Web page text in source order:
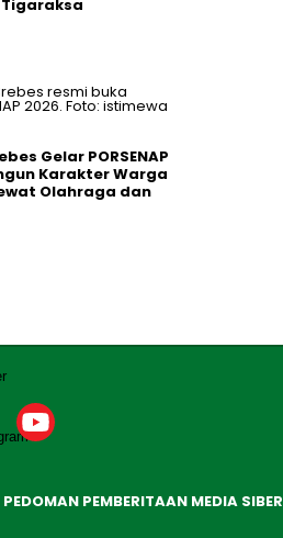
Gelar PORSENAP
Karakter Warga
Olahraga dan
PEDOMAN PEMBERITAAN MEDIA SIBER